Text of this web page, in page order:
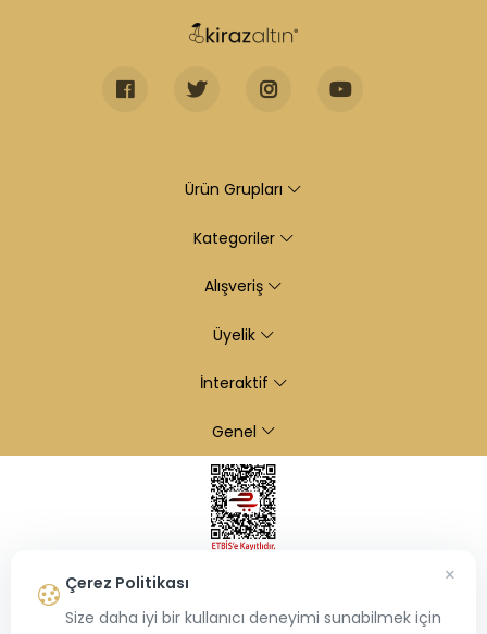
Ürün Grupları
Kategoriler
Alışveriş
Üyelik
İnteraktif
Genel
Çerez Politikası
Size daha iyi bir kullanıcı deneyimi sunabilmek için
×